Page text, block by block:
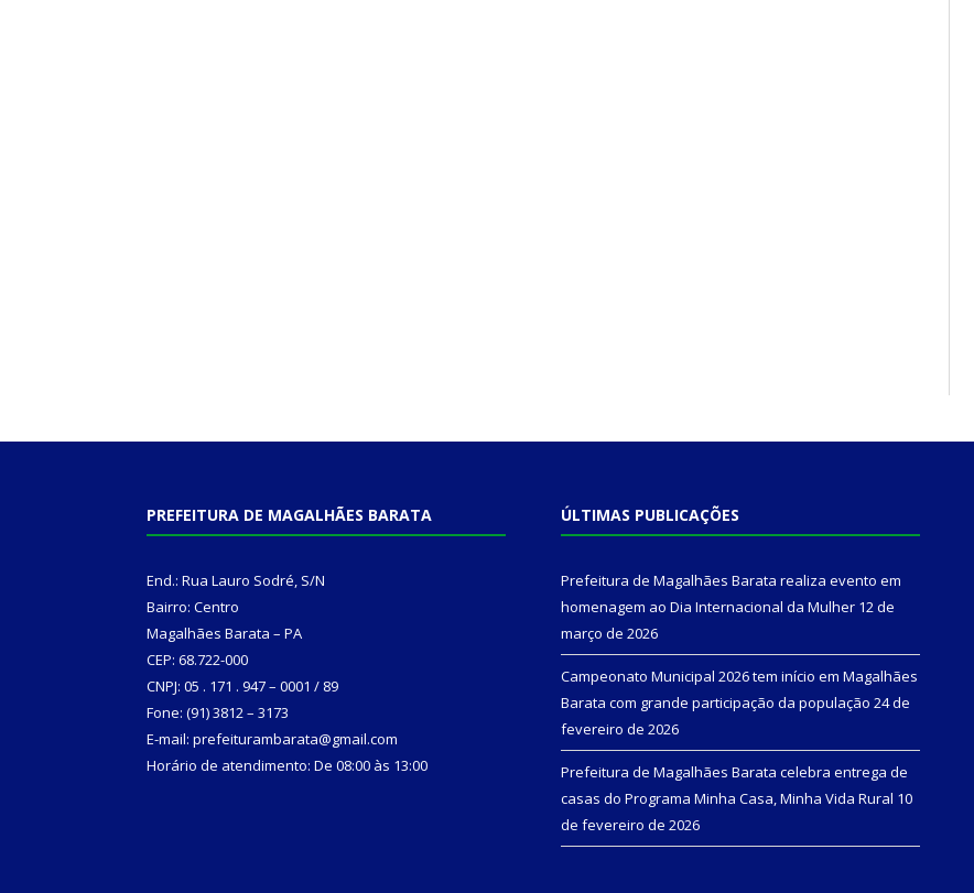
PREFEITURA DE MAGALHÃES BARATA
End.: Rua Lauro Sodré, S/N
Bairro: Centro
Magalhães Barata – PA
CEP: 68.722-000
CNPJ: 05 . 171 . 947 – 0001 / 89
Fone: (91) 3812 – 3173
E-mail: prefeiturambarata@gmail.com
Horário de atendimento: De 08:00 às 13:00
ÚLTIMAS PUBLICAÇÕES
Prefeitura de Magalhães Barata realiza evento em
homenagem ao Dia Internacional da Mulher 12 de
março de 2026
Campeonato Municipal 2026 tem início em Magalhães
Barata com grande participação da população 24 de
fevereiro de 2026
Prefeitura de Magalhães Barata celebra entrega de
casas do Programa Minha Casa, Minha Vida Rural 10
de fevereiro de 2026